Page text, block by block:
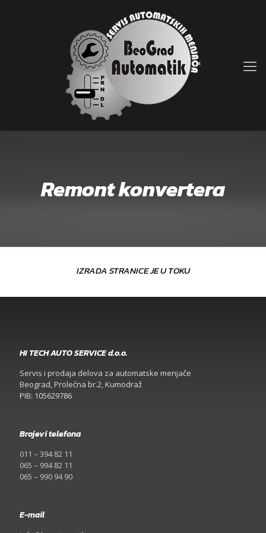
Remont konvertera
IZRADA STRANICE JE U TOKU
HI TECH AUTO SERVICE d.o.o.
Servis i prodaja delova za automatske menjače
Beograd, Prolećna br.2, Kumodraž
PIB: 105629786
Brojevi telefona
011 – 394 82 11
065 – 994 82 11
065 – 990 94 90
E-mail